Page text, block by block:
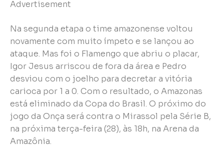
Advertisement
Na segunda etapa o time amazonense voltou
novamente com muito ímpeto e se lançou ao
ataque. Mas foi o Flamengo que abriu o placar,
Igor Jesus arriscou de fora da área e Pedro
desviou com o joelho para decretar a vitória
carioca por 1 a 0. Com o resultado, o Amazonas
está eliminado da Copa do Brasil. O próximo do
jogo da Onça será contra o Mirassol pela Série B,
na próxima terça-feira (28), às 18h, na Arena da
Amazônia.